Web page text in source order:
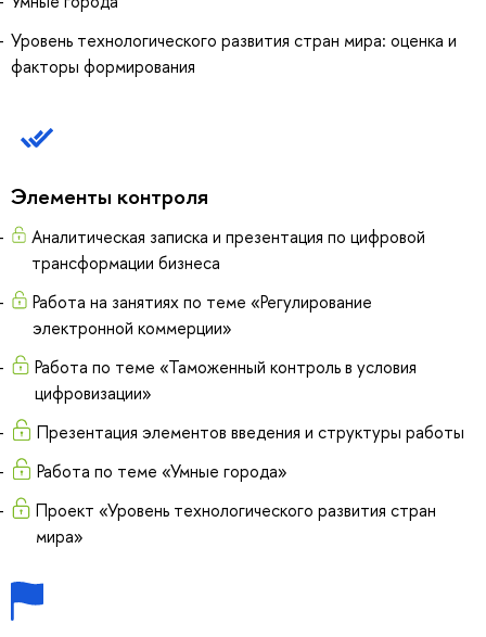
Уровень технологического развития стран мира: оценка и
факторы формирования
Элементы контроля
Аналитическая записка и презентация по цифровой
трансформации бизнеса
Работа на занятиях по теме «Регулирование
электронной коммерции»
Работа по теме «Таможенный контроль в условия
цифровизации»
Презентация элементов введения и структуры работы
Работа по теме «Умные города»
Проект «Уровень технологического развития стран
мира»